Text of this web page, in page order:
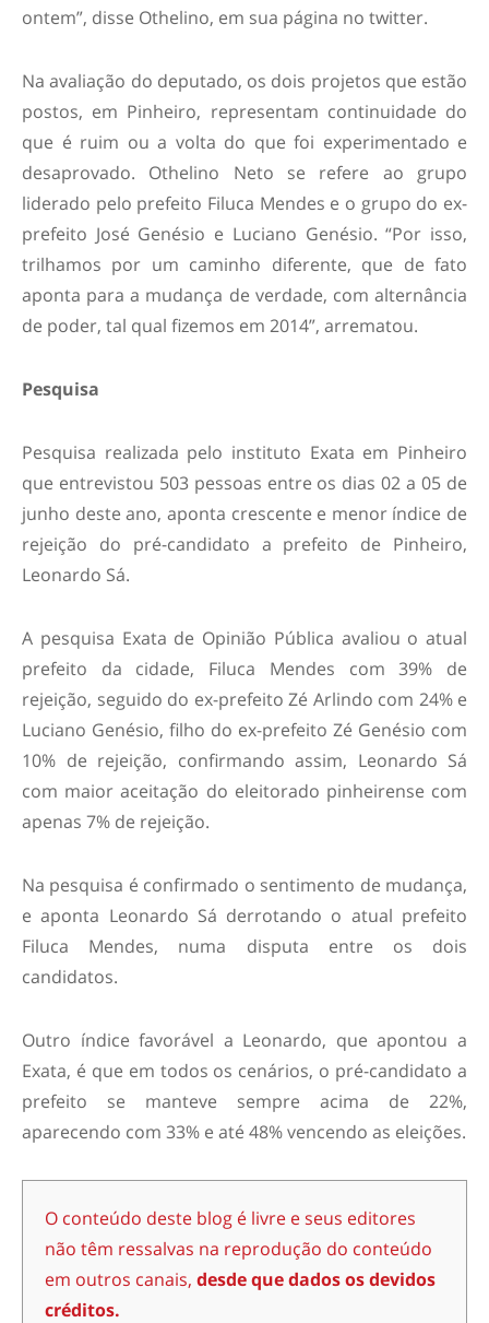
ontem”, disse Othelino, em sua página no twitter.
Na avaliação do deputado, os dois projetos que estão
postos, em Pinheiro, representam continuidade do
que é ruim ou a volta do que foi experimentado e
desaprovado. Othelino Neto se refere ao grupo
liderado pelo prefeito Filuca Mendes e o grupo do ex-
prefeito José Genésio e Luciano Genésio. “Por isso,
trilhamos por um caminho diferente, que de fato
aponta para a mudança de verdade, com alternância
de poder, tal qual fizemos em 2014”, arrematou.
Pesquisa
Pesquisa realizada pelo instituto Exata em Pinheiro
que entrevistou 503 pessoas entre os dias 02 a 05 de
junho deste ano, aponta crescente e menor índice de
rejeição do pré-candidato a prefeito de Pinheiro,
Leonardo Sá.
A pesquisa Exata de Opinião Pública avaliou o atual
prefeito da cidade, Filuca Mendes com 39% de
rejeição, seguido do ex-prefeito Zé Arlindo com 24% e
Luciano Genésio, filho do ex-prefeito Zé Genésio com
10% de rejeição, confirmando assim, Leonardo Sá
com maior aceitação do eleitorado pinheirense com
apenas 7% de rejeição.
Na pesquisa é confirmado o sentimento de mudança,
e aponta Leonardo Sá derrotando o atual prefeito
Filuca Mendes, numa disputa entre os dois
candidatos.
Outro índice favorável a Leonardo, que apontou a
Exata, é que em todos os cenários, o pré-candidato a
prefeito se manteve sempre acima de 22%,
aparecendo com 33% e até 48% vencendo as eleições.
O conteúdo deste blog é livre e seus editores
não têm ressalvas na reprodução do conteúdo
em outros canais, desde que dados os devidos
créditos.